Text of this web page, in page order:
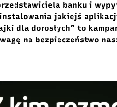
banku i
jakiejś
dla dorosłych” to
na bezpieczeństwo